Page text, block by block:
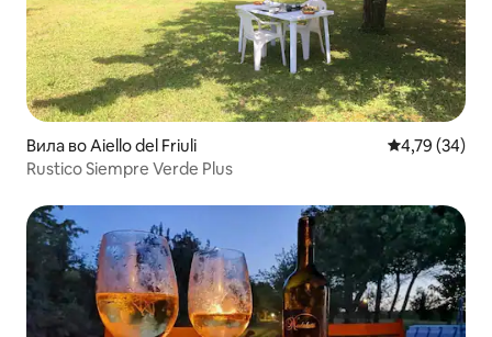
Вила во Aiello del Friuli Просечна
4,79 (34)
Rustico Siempre Verde Plus